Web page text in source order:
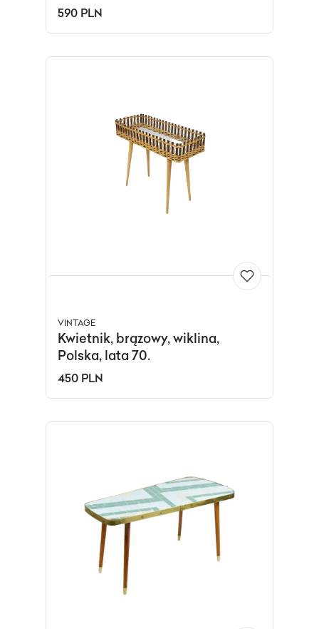
590 PLN
VINTAGE
Kwietnik, brązowy, wiklina,
Polska, lata 70.
450 PLN